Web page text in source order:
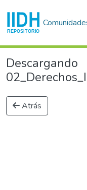
Descargando
Atrás